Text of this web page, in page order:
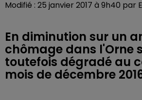
Modifié : 25 janvier 2017 à 9h40 par
En diminution sur un
chômage dans l'Orne
toutefois dégradé au
mois de décembre